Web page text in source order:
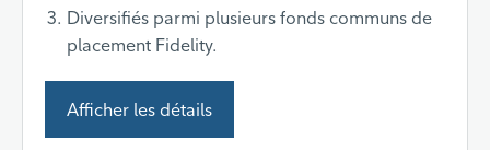
Diversifiés parmi plusieurs fonds communs de
placement Fidelity.
Afficher les détails